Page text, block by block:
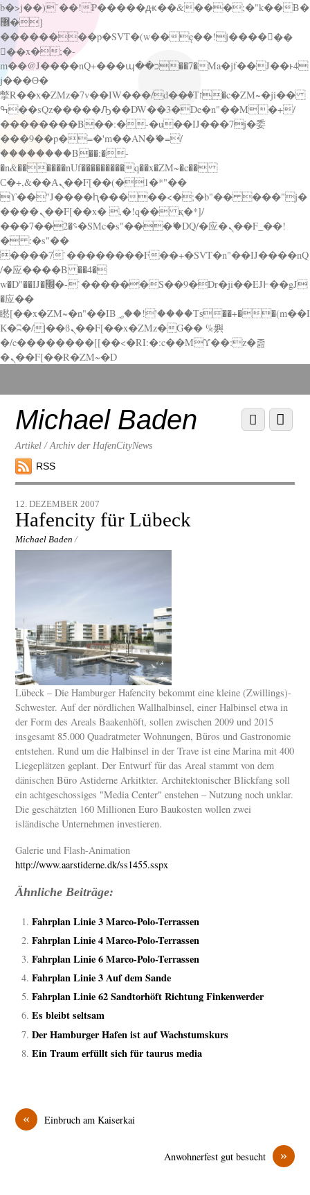
b�>j��)΄��!P�����ԫ��&���;�"k��B�
޶�}
��������p�SVT�(w��ę��!j������
��x�;�-
m��@J����nQ+���պ��כ��7�Ma�jf��J��ͱ4
j���Ѳ�
撆R��x�ZMz�7v��IW���/d��ٞ�Тז�c�ZM~�ji��
ߒ��sQz�����Ԡ��DW��3�De�n"��M�+/
��������B��:�-�u��IJ���7j�委
���9��p�=�'m��AN�ޭ�=/
��������B��:�-
�n&������nUf���������q��x�ZM~�c��
Ϲ�+,&��Ὰܢ��F[��(�1�*"��
ϒ��"J����ԧ�����<�;�b"�� ���"j�
����ܢ��F[��x� ,�!q�� қ�*]/
���؝�2��7�SMc�s"���ޭ�DQ/�应�ܢ��F_��!
� :�s"��
����7`��������F��+�SVT�n"��IJ����nQ
/�应����B ��4�
w�D"��IJ�׭�-`������S��9�Dr�ji��EJ߅��gJ
�应��
矁[��x�ZM~�n"��IB؃��!'����Тѕ��+��(m��I
K�ʭ�/|��ϐܢ��F[��x�ZMz�G�� %嬩
�/c��������[[��<�RI:�:c��MΎ��:z�졾
�ܢ��F[��R�ZM~�D
down
contentMichael Baden
Artikel / Archiv der HafenCityNews
RSS
Menu
Scroll
down
12. DEZEMBER 2007
Hafencity für Lübeck
Michael Baden /
Lübeck – Die Hamburger Hafencity bekommt eine kleine (Zwillings)-
Schwester. Auf der nördlichen Wallhalbinsel, einer Halbinsel etwa in
der Form des Areals Baakenhöft, sollen zwischen 2009 und 2015
insgesamt 85.000 Quadratmeter Wohnungen, Büros und Gastronomie
entstehen. Rund um die Halbinsel in der Trave ist eine Marina mit 400
Liegeplätzen geplant. Der Entwurf für das Areal stammt von dem
dänischen Büro Astiderne Arkitkter. Architektonischer Blickfang soll
ein achtgeschossiges "Media Center" enstehen – Nutzung noch unklar.
Die geschätzten 160 Millionen Euro Baukosten wollen zwei
isländische Unternehmen investieren.
Galerie und Flash-Animation
http://www.aarstiderne.dk/ss1455.sspx
Ähnliche Beiträge:
Fahrplan Linie 3 Marco-Polo-Terrassen
Fahrplan Linie 4 Marco-Polo-Terrassen
Fahrplan Linie 6 Marco-Polo-Terrassen
Fahrplan Linie 3 Auf dem Sande
Fahrplan Linie 62 Sandtorhöft Richtung Finkenwerder
Es bleibt seltsam
Der Hamburger Hafen ist auf Wachstumskurs
Ein Traum erfüllt sich für taurus media
« Einbruch am Kaiserkai
»
Anwohnerfest gut besucht